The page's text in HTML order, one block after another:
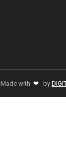
Made with❤ by